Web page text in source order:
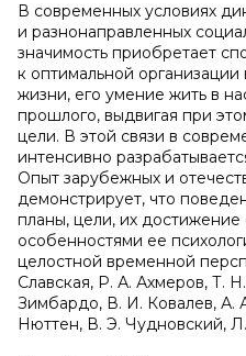
В современных условиях
и разнонаправленных
значимость приобретает
к оптимальной
жизни, его умение жить в
прошлого, выдвигая при
цели. В этой связи в
интенсивно
Опыт зарубежных и
демонстрирует, что
планы, цели, их
особенностями ее
целостной временной
Славская, Р. А. Ахмеров, Т.
Зимбардо, В. И. Ковалев, А.
Нюттен, В. Э. Чудновский,